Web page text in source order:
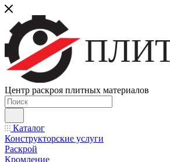
Центр раскроя плитных материалов
Каталог
Конструкторские услуги
Раскрой
Кромление